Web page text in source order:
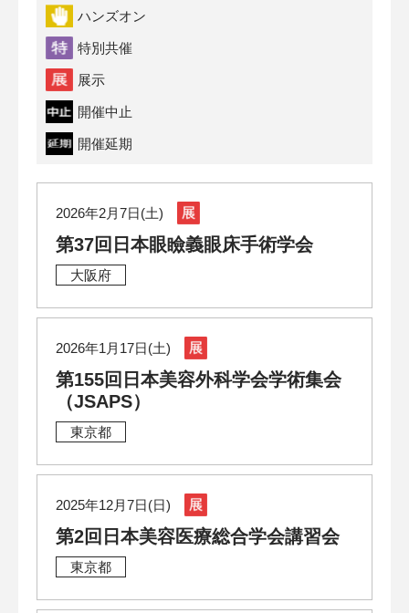
ハンズオン
特別共催
展示
開催中止
開催延期
2026年2月7日(土)
第37回日本眼瞼義眼床手術学会
大阪府
2026年1月17日(土)
第155回日本美容外科学会学術集会
（JSAPS）
東京都
2025年12月7日(日)
第2回日本美容医療総合学会講習会
東京都